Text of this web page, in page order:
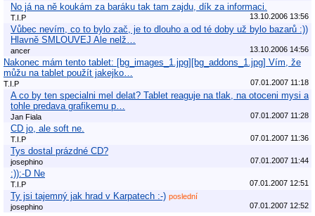
No já na ně koukám za baráku tak tam zajdu, dík za informaci.
T.I.P 13.10.2006 13:56
Vůbec nevím, co to bylo zač, je to dlouho a od té doby už bylo bazarů :))
Hlavně SMLOUVEJ Ale nelž…
ancer 13.10.2006 14:56
Nakonec mám tento tablet: [bg_images_1.jpg][bg_addons_1.jpg] Vím, že
můžu na tablet použít jakejko…
T.I.P 07.01.2007 11:18
A co by ten specialni mel delat? Tablet reaguje na tlak, na otoceni mysi a
tohle predava grafikemu p…
Jan Fiala 07.01.2007 11:28
CD jo, ale soft ne.
T.I.P 07.01.2007 11:36
Tys dostal prázdné CD?
josephino 07.01.2007 11:44
:)):-D Ne
T.I.P 07.01.2007 12:51
Ty jsi tajemný jak hrad v Karpatech :-) poslední
josephino
07.01.2007 12:52